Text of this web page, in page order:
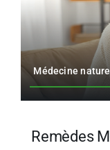
Médecine
Remèdes